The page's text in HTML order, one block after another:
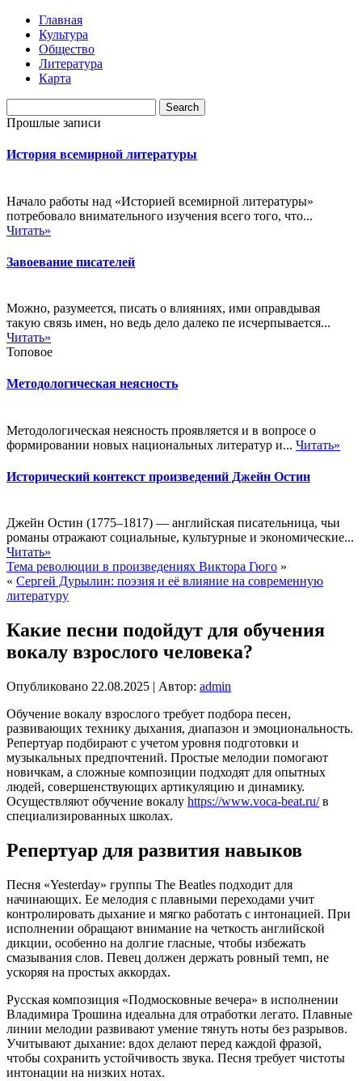
Главная
Культура
Общество
Литература
Карта
Прошлые записи
История всемирной литературы
Начало работы над «Историей всемирной литературы»
потребовало внимательного изучения всего того, что...
Читать»
Завоевание писателей
Можно, разумеется, писать о влияниях, ими оправдывая
такую связь имен, но ведь дело далеко пе исчерпывается...
Читать»
Топовое
Методологическая неясность
Методологическая неясность проявляется и в вопросе о
формировании новых национальных литератур и... Читать»
Исторический контекст произведений Джейн Остин
Джейн Остин (1775–1817) — английская писательница, чьи
романы отражают социальные, культурные и экономические...
Читать»
Тема революции в произведениях Виктора Гюго »
« Сергей Дурылин: поэзия и её влияние на современную
литературу
Какие песни подойдут для обучения
вокалу взрослого человека?
Опубликовано 22.08.2025 | Автор: admin
Обучение вокалу взрослого требует подбора песен,
развивающих технику дыхания, диапазон и эмоциональность.
Репертуар подбирают с учетом уровня подготовки и
музыкальных предпочтений. Простые мелодии помогают
новичкам, а сложные композиции подходят для опытных
людей, совершенствующих артикуляцию и динамику.
Осуществляют обучение вокалу https://www.voca-beat.ru/в
специализированных школах.
Репертуар для развития навыков
Песня «Yesterday» группы The Beatles подходит для
начинающих. Ее мелодия с плавными переходами учит
контролировать дыхание и мягко работать с интонацией. При
исполнении обращают внимание на четкость английской
дикции, особенно на долгие гласные, чтобы избежать
смазывания слов. Певец должен держать ровный темп, не
ускоряя на простых аккордах.
Русская композиция «Подмосковные вечера» в исполнении
Владимира Трошина идеальна для отработки легато. Плавные
линии мелодии развивают умение тянуть ноты без разрывов.
Учитывают дыхание: вдох делают перед каждой фразой,
чтобы сохранить устойчивость звука. Песня требует чистоты
интонации на низких нотах.